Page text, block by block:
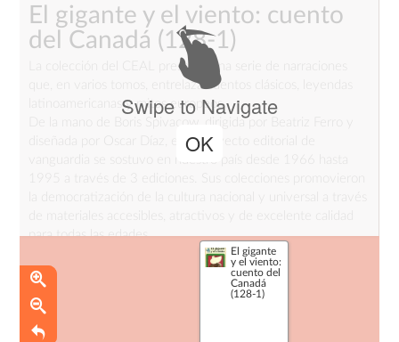
El gigante y el viento: cuento
del Canadá (128-1)
La colección del CEAL presenta una serie de narraciones
que, en varios tomos, entrelaza cuentos clásicos, leyendas
latinoamericanas y mitos europeos.
De la mano de Boris Spivacow, dirigida por Beatriz Ferro y
diseñada por Oscar Díaz, este proyecto editorial de
vanguardia se sostuvo en nuestro país desde 1966 hasta
para todas las edades.
_
Fuente
blog Mi mamá me mima
Swipe to Navigate
OK
El gigante
y el viento:
cuento del
Canadá
(128-1)